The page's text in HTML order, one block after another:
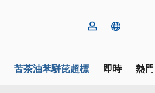
苦茶油苯駢芘超標 即時 熱